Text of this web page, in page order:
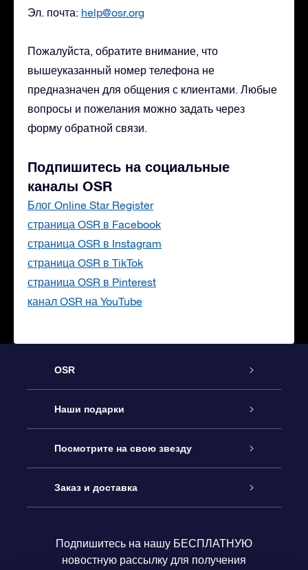
Эл. почта: help@osr.org
Пожалуйста, обратите внимание, что
вышеуказанный номер телефона не
предназначен для общения с клиентами. Любые
вопросы и пожелания можно задать через
форму обратной связи.
Подпишитесь на социальные
каналы OSR
Блог Online Star Register
страница OSR в Facebook
страница OSR в Instagram
страница OSR в TikTok
страница OSR в Pinterest
канал OSR на YouTube
OSR
Обслуживание
Как с нами связаться
Блог
Отзывы
Наши подарки
Онлайн подарок Online Star Gift
Подарочный набор OSR
Подарочная карта OSR
Посмотрите на свою звезду
Звездный реестр
Персонализированная страница Star Page
Заказ и доставка
Платежная информация
Подпишитесь на нашу БЕСПЛАТНУЮ
новостную рассылку для получения